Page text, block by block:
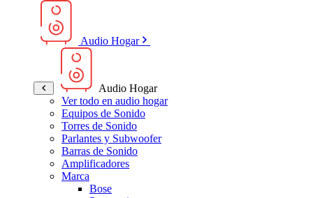
Audio Hogar
Audio Hogar
Ver todo en audio hogar
Equipos de Sonido
Torres de Sonido
Parlantes y Subwoofer
Barras de Sonido
Amplificadores
Marca
Bose